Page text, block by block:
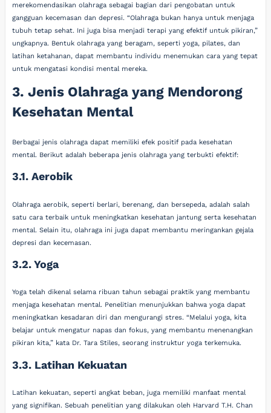
merekomendasikan olahraga sebagai bagian dari pengobatan untuk
gangguan kecemasan dan depresi. “Olahraga bukan hanya untuk menjaga
tubuh tetap sehat. Ini juga bisa menjadi terapi yang efektif untuk pikiran,”
ungkapnya. Bentuk olahraga yang beragam, seperti yoga, pilates, dan
latihan ketahanan, dapat membantu individu menemukan cara yang tepat
untuk mengatasi kondisi mental mereka.
3. Jenis Olahraga yang Mendorong
Kesehatan Mental
Berbagai jenis olahraga dapat memiliki efek positif pada kesehatan
mental. Berikut adalah beberapa jenis olahraga yang terbukti efektif:
3.1. Aerobik
Olahraga aerobik, seperti berlari, berenang, dan bersepeda, adalah salah
satu cara terbaik untuk meningkatkan kesehatan jantung serta kesehatan
mental. Selain itu, olahraga ini juga dapat membantu meringankan gejala
depresi dan kecemasan.
3.2. Yoga
Yoga telah dikenal selama ribuan tahun sebagai praktik yang membantu
menjaga kesehatan mental. Penelitian menunjukkan bahwa yoga dapat
meningkatkan kesadaran diri dan mengurangi stres. “Melalui yoga, kita
belajar untuk mengatur napas dan fokus, yang membantu menenangkan
pikiran kita,” kata Dr. Tara Stiles, seorang instruktur yoga terkemuka.
3.3. Latihan Kekuatan
Latihan kekuatan, seperti angkat beban, juga memiliki manfaat mental
yang signifikan. Sebuah penelitian yang dilakukan oleh Harvard T.H. Chan